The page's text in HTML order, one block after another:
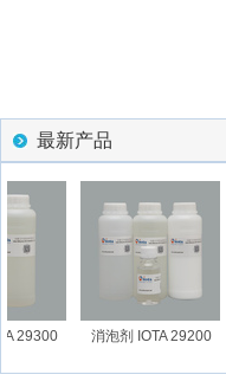
最新产品
29300 消泡剂 IOTA 29200